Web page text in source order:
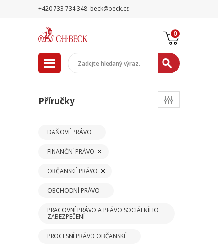
+420 733 734 348 beck@beck.cz
0
Příručky
DAŇOVÉ PRÁVO
FINANČNÍ PRÁVO
OBČANSKÉ PRÁVO
OBCHODNÍ PRÁVO
PRACOVNÍ PRÁVO A PRÁVO SOCIÁLNÍHO
ZABEZPEČENÍ
PROCESNÍ PRÁVO OBČANSKÉ